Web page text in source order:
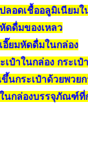
ลอดเชื้ออลูมิเนียมใ
ดดื่มของเหลว
อี๊ยมหัดดื่มในกล่อง
เป๋าในกล่อง กระเป๋า
นกระเป๋าด้วยพวยก
นกล่องบรรจุภัณฑ์ที่